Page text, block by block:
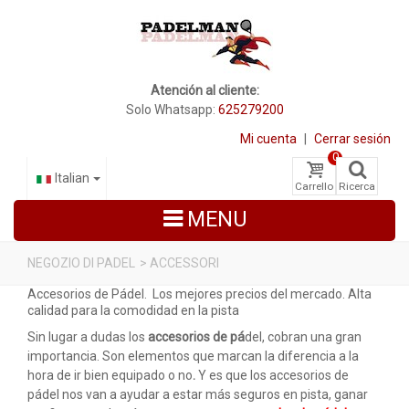
Atención al cliente:
Solo Whatsapp: 625279200
Mi cuenta Cerrar sesión
Carrello
0
Ricerca
Italian
MENU
RACCHETTE DA PADEL
SCARPE PADEL
BORSE
NEGOZIO DI PADEL > ACCESSORI
Accesorios de Pádel. Los mejores precios del mercado. Alta
calidad para la comodidad en la pista
Sin lugar a dudas los accesorios de pádel, cobran una gran
importancia. Son elementos que marcan la diferencia a la
hora de ir bien equipado o no.Y es que los accesorios de
pádel nos van a ayudar a estar más seguros en pista, ganar